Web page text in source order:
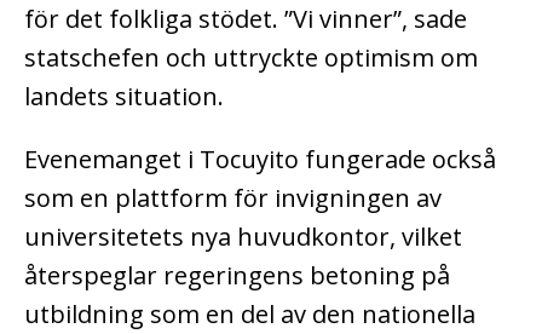
för det folkliga stödet. ”Vi vinner”, sade
statschefen och uttryckte optimism om
landets situation.
Evenemanget i Tocuyito fungerade också
som en plattform för invigningen av
universitetets nya huvudkontor, vilket
återspeglar regeringens betoning på
utbildning som en del av den nationella